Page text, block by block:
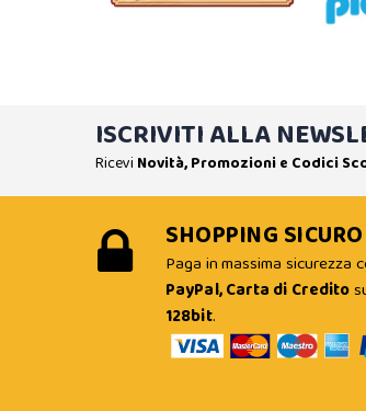
ISCRIVITI ALLA
Ricevi Novità, Promozioni e Codici
SHOPPING SICURO
Paga in massima sicurezza
PayPal, Carta di Credito
128bit.